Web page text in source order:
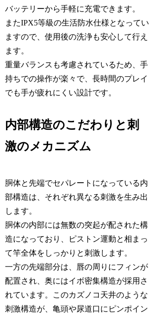
バッテリーから手軽に充電できます。
またIPX5等級の生活防水仕様となってい
ますので、使用後の洗浄も安心して行え
ます。
重量バランスも考慮されているため、手
持ちでの操作が楽々で、長時間のプレイ
でも手が疲れにくい設計です。
内部構造のこだわりと刺
激のメカニズム
胴体と先端でセパレートになっている内
部構造は、それぞれ異なる刺激を生み出
します。
胴体の内部には無数の突起が配された構
造になっており、ピストン運動と相まっ
て竿全体をしっかりと刺激します。
一方の先端部分は、唇の周りにフィンが
配置され、奥にはイボ密集構造が採用さ
れています。このカズノコ天井のような
刺激構造が、亀頭や尿道口にピンポイン